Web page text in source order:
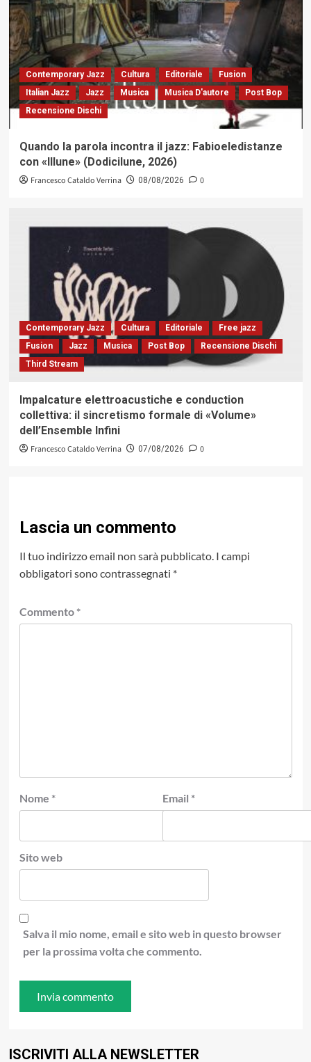
Contemporary Jazz Cultura Editoriale
Fusion
Italian Jazz
Jazz Musica Musica D'autore
Post Bop
Recensione Dischi
Quando la parola incontra il jazz: Fabioeledistanze
con «Illune» (Dodicilune, 2026)
Francesco Cataldo Verrina 08/08/2026 0
Contemporary Jazz Cultura Editoriale
Free jazz
Fusion
Jazz Musica Post Bop
Recensione Dischi
Third Stream
Impalcature elettroacustiche e conduction
collettiva: il sincretismo formale di «Volume»
dell’Ensemble Infini
Francesco Cataldo Verrina 07/08/2026 0
Lascia un commento
Il tuo indirizzo email non sarà pubblicato. I campi
obbligatori sono contrassegnati *
Commento *
Nome * Email *
Sito web
Salva il mio nome, email e sito web in questo browser
per la prossima volta che commento.
ISCRIVITI ALLA NEWSLETTER